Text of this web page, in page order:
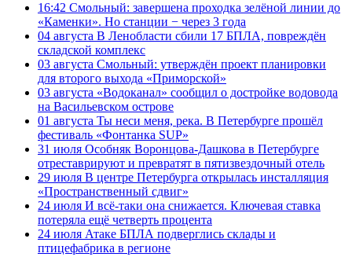
16:42 Смольный: завершена проходка зелёной линии до
«Каменки». Но станции − через 3 года
04 августа В Ленобласти сбили 17 БПЛА, повреждён
складской комплекс
03 августа Смольный: утверждён проект планировки
для второго выхода «Приморской»
03 августа «Водоканал» сообщил о достройке водовода
на Васильевском острове
01 августа Ты неси меня, река. В Петербурге прошёл
фестиваль «Фонтанка SUP»
31 июля Особняк Воронцова-Дашкова в Петербурге
отреставрируют и превратят в пятизвездочный отель
29 июля В центре Петербурга открылась инсталляция
«Пространственный сдвиг»
24 июля И всё-таки она снижается. Ключевая ставка
потеряла ещё четверть процента
24 июля Атаке БПЛА подверглись склады и
птицефабрика в регионе